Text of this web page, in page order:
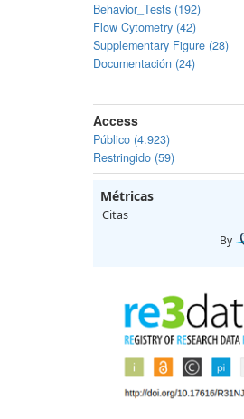
Behavior_Tests (192)
Flow Cytometry (42)
Supplementary Figure (28)
Documentación (24)
Access
Público (4.923)
Restringido (59)
Métricas
Citas
By